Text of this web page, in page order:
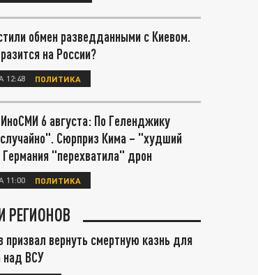
обмен разведданными с Киевом.
на России?
12:48 ПОЛИТИКА
6 августа: По Геленджику
Сюрприз Кима – "худший
"перехватила" дрон
11:00 ПОЛИТИКА
РЕГИОНОВ
призвал вернуть смертную казнь для
над ВСУ